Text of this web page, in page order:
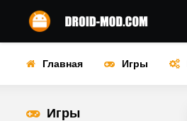
Главная Игры
Игры